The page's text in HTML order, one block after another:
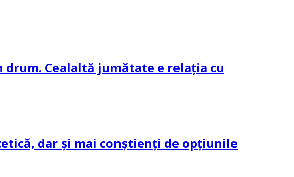
Cealaltă jumătate e relația cu
dar și mai conștienți de opțiunile